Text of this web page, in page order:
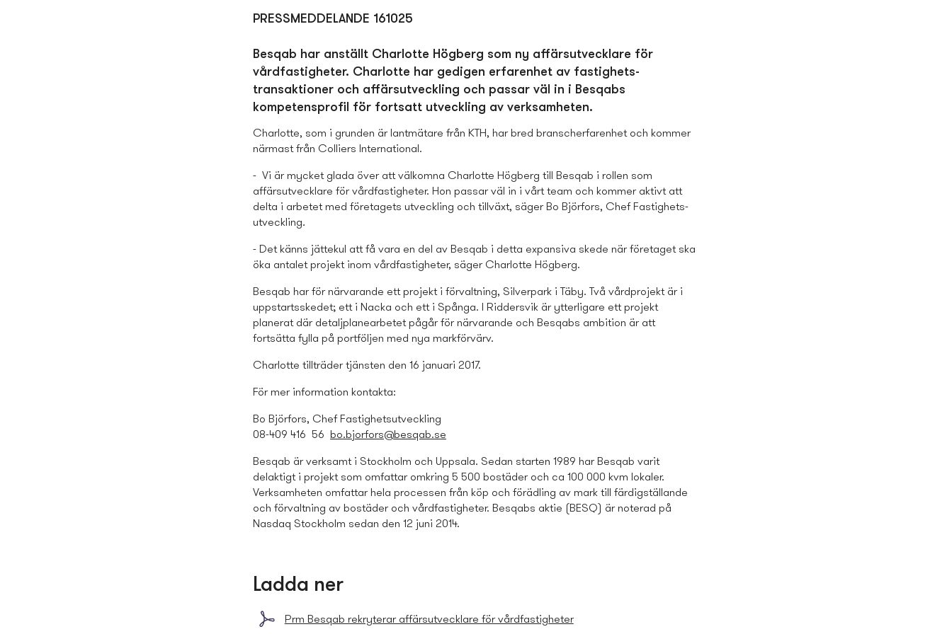
PRESS­MEDDELANDE 161025
Besqab har anställt Charlotte Högberg som ny affärsutvecklare för
vårdfastigheter. Charlotte har gedigen erfarenhet av fastighets­
transaktioner och affärsutveckling och passar väl in i Besqabs
kompetensprofil för fortsatt utveckling av verksamheten.
Charlotte, som i grunden är lantmätare från KTH, har bred branscherfarenhet och kommer
närmast från Colliers International.
- Vi är mycket glada över att välkomna Charlotte Högberg till Besqab i rollen som
affärsutvecklare för vårdfastigheter. Hon passar väl in i vårt team och kommer aktivt att
delta i arbetet med företagets utveckling och tillväxt, säger Bo Björfors, Chef Fastighets­
utveckling.
- Det känns jättekul att få vara en del av Besqab i detta expansiva skede när företaget ska
öka antalet projekt inom vårdfastigheter, säger Charlotte Högberg.
Besqab har för närvarande ett projekt i förvaltning, Silverpark i Täby. Två vårdprojekt är i
uppstartsskedet; ett i Nacka och ett i Spånga. I Riddersvik är ytterligare ett projekt
planerat där detaljplanearbetet pågår för närvarande och Besqabs ambition är att
fortsätta fylla på portföljen med nya markförvärv.
Charlotte tillträder tjänsten den 16 januari 2017.
För mer information kontakta:
Bo Björfors, Chef Fastighets­utveckling
08-409 416 56 bo.bjorfors@besqab.se
Besqab är verksamt i Stockholm och Uppsala. Sedan starten 1989 har Besqab varit
delaktigt i projekt som omfattar omkring 5 500 bostäder och ca 100 000 kvm lokaler.
Verksamheten omfattar hela processen från köp och förädling av mark till färdigställande
och förvaltning av bostäder och vårdfastigheter. Besqabs aktie (BESQ) är noterad på
Nasdaq Stockholm sedan den 12 juni 2014.
Ladda ner
Prm Besqab rekryterar affärsutvecklare för vårdfastigheter